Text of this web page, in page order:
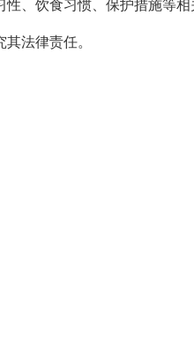
饮食习惯、保护措施等相
法律责任。